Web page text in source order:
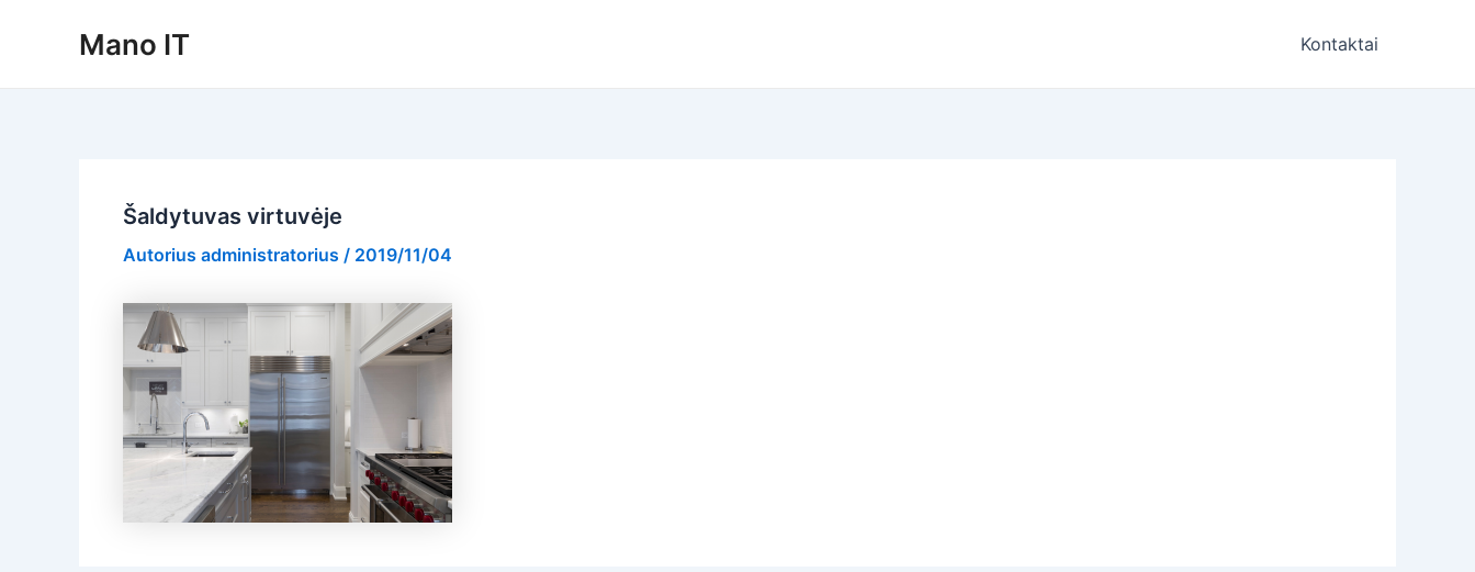
Mano IT Kontaktai
Šaldytuvas virtuvėje
Autorius administratorius / 2019/11/04